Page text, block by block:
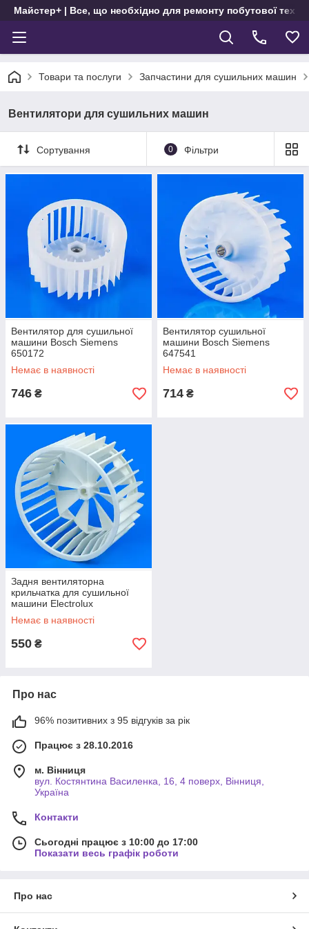
Майстер+ | Все, що необхідно для ремонту побутової
Товари та послуги Запчастини для сушильних машин
Вентилятори для сушильних машин
Сортування 0 Фільтри
Вентилятор для сушильної
машини Bosch Siemens
650172
Немає в наявності
746 ₴
Вентилятор сушильної
машини Bosch Siemens
647541
Немає в наявності
714 ₴
Задня вентиляторна
крильчатка для сушильної
машини Electrolux
Немає в наявності
550 ₴
Про нас
96% позитивних з 95 відгуків за рік
Працює з 28.10.2016
м. Вінниця
вул. Костянтина Василенка, 16, 4 поверх, Вінниця,
Україна
Контакти
Сьогодні працює з 10:00 до 17:00
Показати весь графік роботи
Про нас